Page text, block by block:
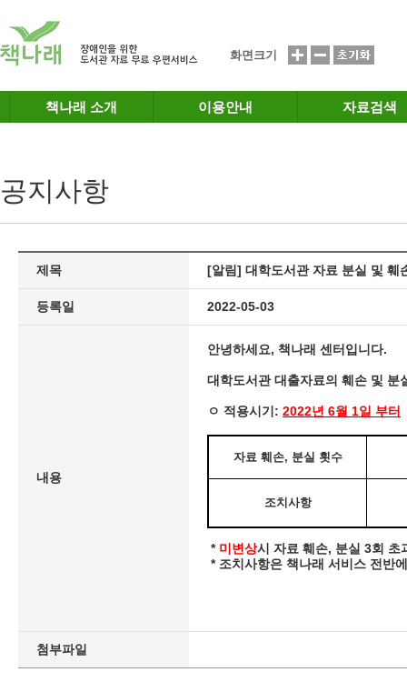
화면크기
책나래 소개 이용안내 자료검색
공지사항
제목 [알림] 대학도서관 자료 분실 및 훼
등록일 2022-05-03
내용
안녕하세요, 책나래 센터입니다.
대학도서관 대출자료의 훼손 및 분
ㅇ 적용시기: 2022년 6월 1일 부터
자료 훼손, 분실 횟수
조치사항
* 미변상시 자료 훼손, 분실 3회 초
* 조치사항은 책나래 서비스 전반
첨부파일